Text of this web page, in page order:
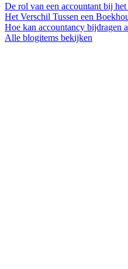
De rol van een accountant bij
Het Verschil Tussen een
Hoe kan accountancy bijdragen
Alle blogitems bekijken